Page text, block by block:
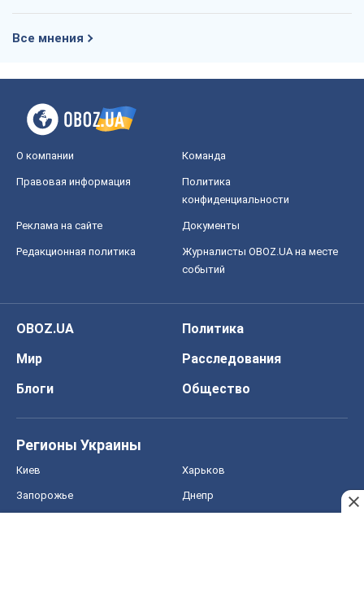
Все мнения
О компании Команда
Правовая информация
Политика
конфиденциальности
Реклама на сайте Документы
Редакционная политика
Журналисты OBOZ.UA на месте
событий
OBOZ.UA
Политика
Мир
Расследования
Блоги
Общество
Регионы Украины
Киев Харьков
Запорожье Днепр